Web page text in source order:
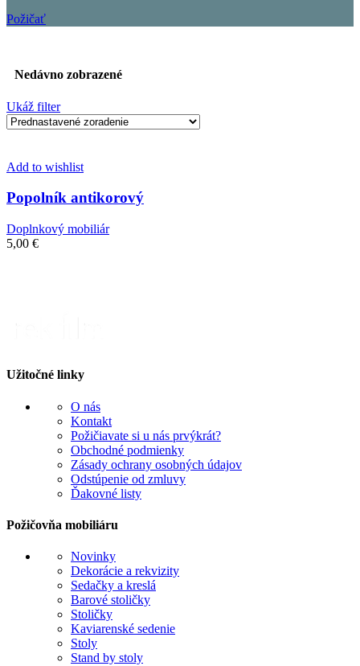
Požičať
Nedávno zobrazené
Ukáž filter
Add to wishlist
Popolník antikorový
Doplnkový mobiliár
5,00 €
Užitočné linky
O nás
Kontakt
Požičiavate si u nás prvýkrát?
Obchodné podmienky
Zásady ochrany osobných údajov
Odstúpenie od zmluvy
Ďakovné listy
Požičovňa mobiliáru
Novinky
Dekorácie a rekvizity
Sedačky a kreslá
Barové stoličky
Stoličky
Kaviarenské sedenie
Stoly
Stand by stoly